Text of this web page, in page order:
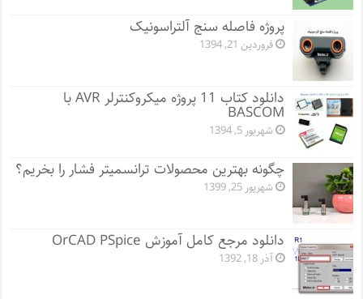
پروژه فاصله سنج آلتراسونیک
فروردین 21, 1394
دانلود کتاب 11 پروژه میکروکنترلر AVR با
BASCOM
شهریور 5, 1394
چگونه بهترین محصولات ترانسمیتر فشار را بخریم؟
شهریور 25, 1399
دانلود مرجع کامل آموزش OrCAD PSpice
آذر 18, 1392